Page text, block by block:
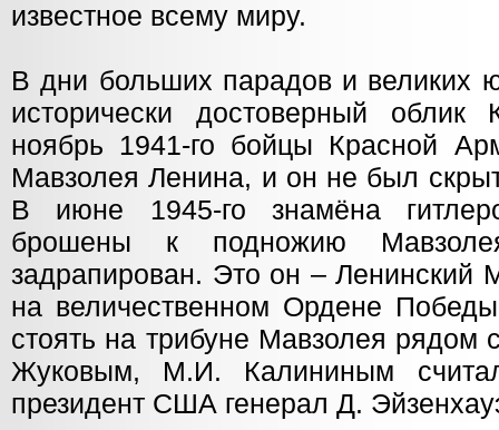
известное всему миру.
В дни больших парадов и великих
исторически достоверный
ноябрь 1941-го бойцы Красной
Мавзолея Ленина, и он не был
В июне 1945-го знамёна
брошены к подножию
задрапирован. Это он – Ленинский
на величественном Ордене
стоять на трибуне Мавзолея
Жуковым, М.И. Калининым
президент США генерал Д.